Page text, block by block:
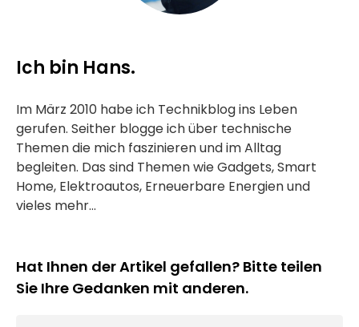
Ich bin Hans.
Im März 2010 habe ich Technikblog ins Leben
gerufen. Seither blogge ich über technische
Themen die mich faszinieren und im Alltag
begleiten. Das sind Themen wie Gadgets, Smart
Home, Elektroautos, Erneuerbare Energien und
vieles mehr...
Hat Ihnen der Artikel gefallen? Bitte teilen
Sie Ihre Gedanken mit anderen.